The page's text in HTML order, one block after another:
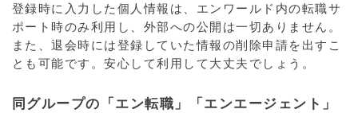
登録時に入力した個人情報は、エンワールド内の転職サ
ポート時のみ利用し、外部への公開は一切ありません。
また、退会時には登録していた情報の削除申請を出すこ
とも可能です。安心して利用して大丈夫でしょう。
同グループの「エン転職」「エンエージェント」